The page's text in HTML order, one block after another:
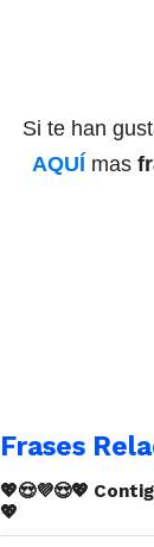
Si te han
AQUÍ mas
Frases
💖😍💜😍💖
💖